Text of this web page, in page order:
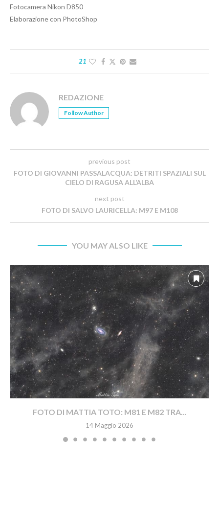
Fotocamera Nikon D850
Elaborazione con PhotoShop
21
REDAZIONE
Follow Author
previous post
FOTO DI GIOVANNI PASSALACQUA: DETRITI SPAZIALI SUL
CIELO DI RAGUSA ALL’ALBA
next post
FOTO DI SALVO LAURICELLA: M97 E M108
YOU MAY ALSO LIKE
FOTO DI MATTIA TOTO: M81 E M82 TRA...
14 Maggio 2026